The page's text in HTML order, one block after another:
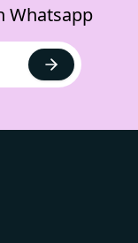
Whatsapp